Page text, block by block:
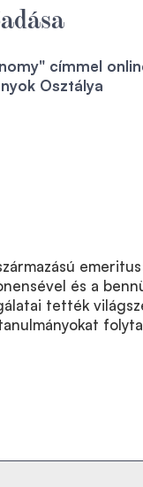
címmel
Osztálya
emeritus
és a
tették